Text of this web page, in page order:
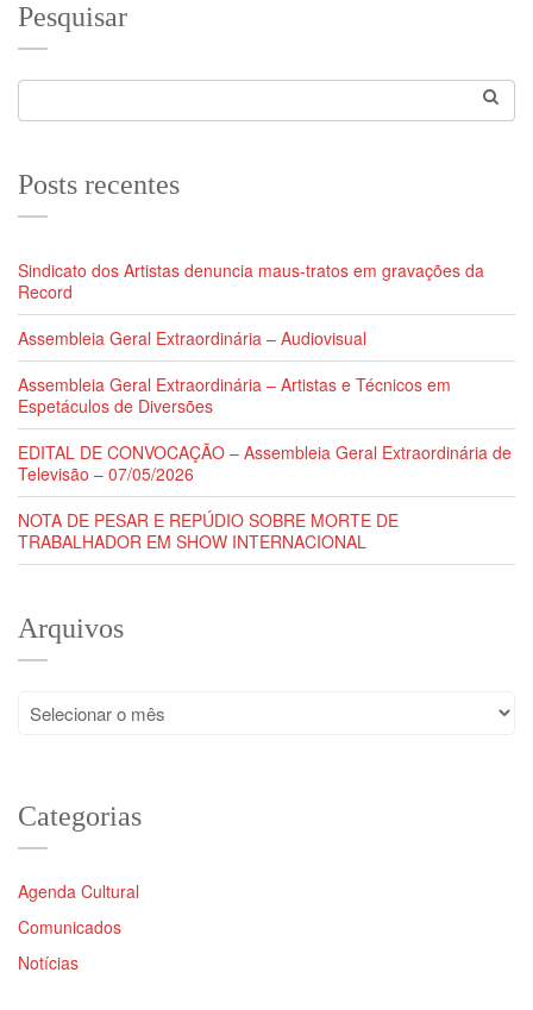
Pesquisar
Posts recentes
Sindicato dos Artistas denuncia maus-tratos em gravações da
Record
Assembleia Geral Extraordinária – Audiovisual
Assembleia Geral Extraordinária – Artistas e Técnicos em
Espetáculos de Diversões
EDITAL DE CONVOCAÇÃO – Assembleia Geral Extraordinária de
Televisão – 07/05/2026
NOTA DE PESAR E REPÚDIO SOBRE MORTE DE
TRABALHADOR EM SHOW INTERNACIONAL
Arquivos
Arquivos
Categorias
Agenda Cultural
Comunicados
Notícias